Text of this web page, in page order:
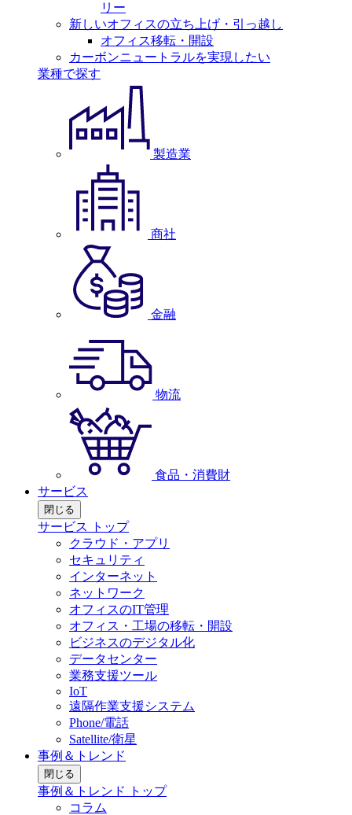
リー
新しいオフィスの立ち上げ・引っ越し
オフィス移転・開設
カーボンニュートラルを実現したい
業種で探す
製造業
商社
金融
物流
食品・消費財
サービス
閉じる
サービス トップ
クラウド・アプリ
セキュリティ
インターネット
ネットワーク
オフィスのIT管理
オフィス・工場の移転・開設
ビジネスのデジタル化
データセンター
業務支援ツール
IoT
遠隔作業支援システム
Phone/電話
Satellite/衛星
事例＆トレンド
閉じる
事例＆トレンド トップ
コラム